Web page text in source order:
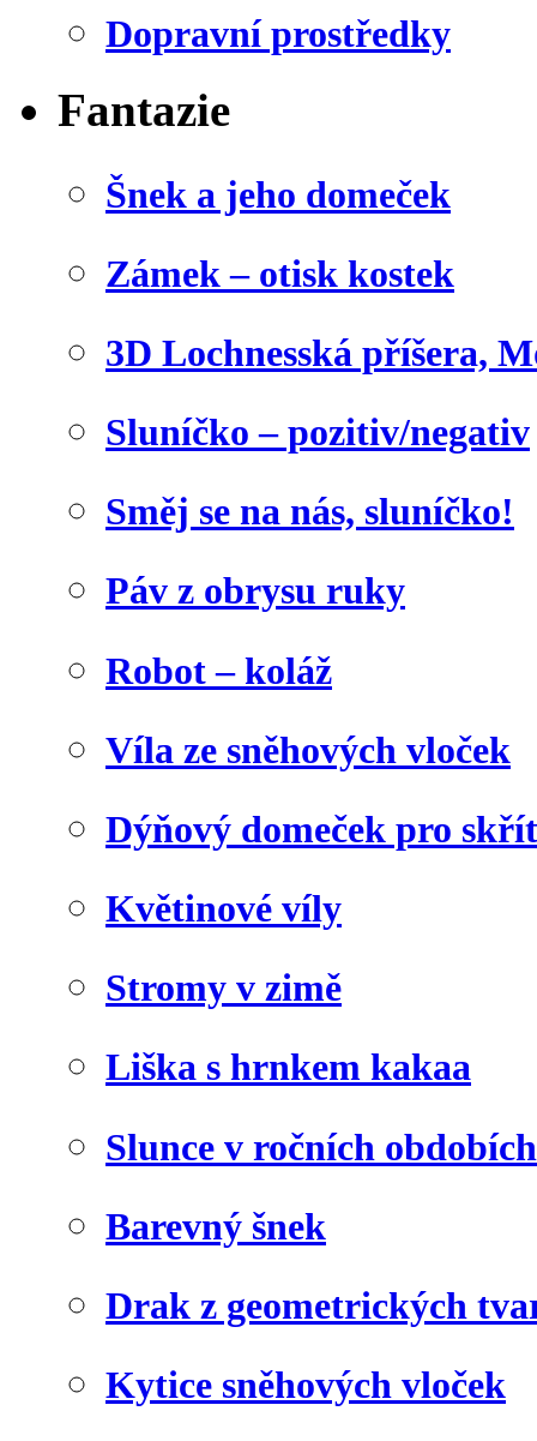
Dopravní prostředky
Fantazie
Šnek a jeho domeček
Zámek – otisk kostek
3D Lochnesská příšera,
Sluníčko – pozitiv/negativ
Směj se na nás, sluníčko!
Páv z obrysu ruky
Robot – koláž
Víla ze sněhových vloček
Dýňový domeček pro
Květinové víly
Stromy v zimě
Liška s hrnkem kakaa
Slunce v ročních obdobích
Barevný šnek
Drak z geometrických
Kytice sněhových vloček